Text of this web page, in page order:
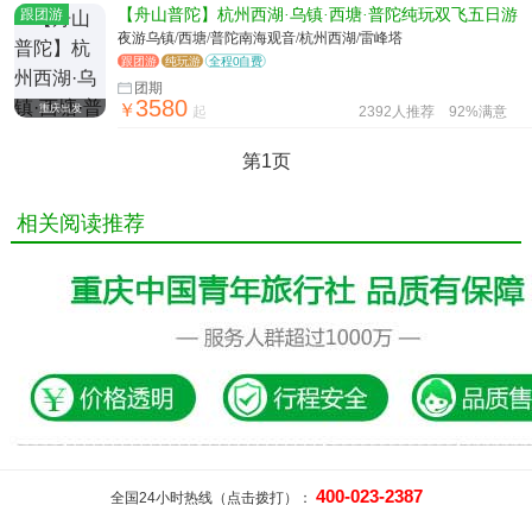
跟团游
重庆出发
【舟山普陀】杭州西湖·乌镇·西塘·普陀纯玩双飞五日游
夜游乌镇/西塘/普陀南海观音/杭州西湖/雷峰塔
跟团游 纯玩游 全程0自费
团期
￥3580 起 2392人推荐 92%满意
第1页
相关阅读推荐
全国24小时热线（点击拨打）： 400-023-2387